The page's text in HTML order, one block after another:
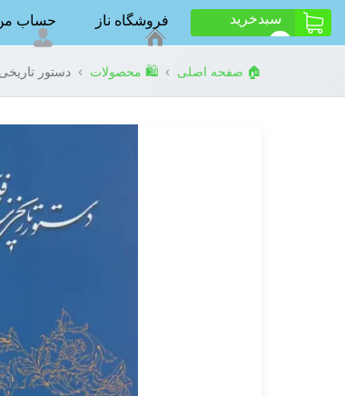
سبد‌خرید فروشگاه ناز حساب
🏠 صفحه اصلی › 🛍️ محصولات › دستور